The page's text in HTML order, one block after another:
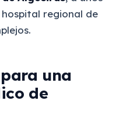
hospital regional de
una
de